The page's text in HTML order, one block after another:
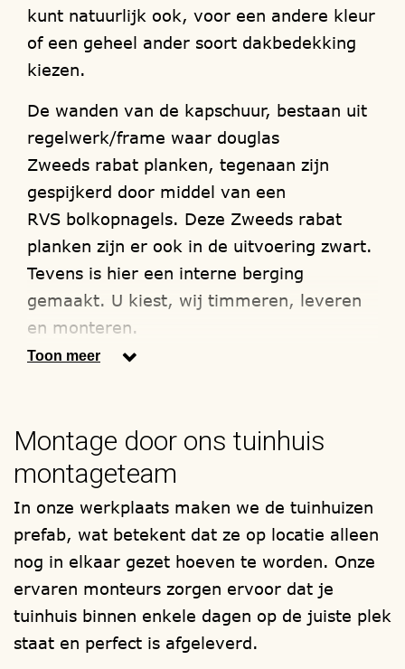
kunt natuurlijk ook, voor een andere kleur
of een geheel ander soort dakbedekking
kiezen.
De wanden van de kapschuur, bestaan uit
regelwerk/frame waar douglas
Zweeds rabat planken, tegenaan zijn
gespijkerd door middel van een
RVS bolkopnagels. Deze Zweeds rabat
planken zijn er ook in de uitvoering zwart.
Tevens is hier een interne berging
gemaakt. U kiest, wij timmeren, leveren
en monteren.
Wij maken alleen gebruik van hout
houtsoorten, lariks / douglas, red-cedar en
onder druk geïmpregneerd /
verduurzaamd vurenhout. Elke
kapschuur wordt samengesteld, zoals u
het wenst.
Uw bouwwerk wordt in onze eigen
timmerwerkplaats gefabriceerd en als
totaal compleet prefab bouwpakket bij u
Toon meer
Montage door ons tuinhuis
montageteam
In onze werkplaats maken we de tuinhuizen
prefab, wat betekent dat ze op locatie alleen
nog in elkaar gezet hoeven te worden. Onze
ervaren monteurs zorgen ervoor dat je
tuinhuis binnen enkele dagen op de juiste plek
staat en perfect is afgeleverd.